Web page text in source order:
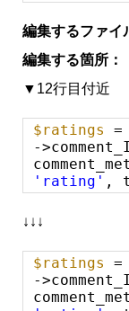
編集するファイ
編集する箇所：
▼12行目付近
$ratings =
-
'rating' ,
↓↓↓
$ratings =
-